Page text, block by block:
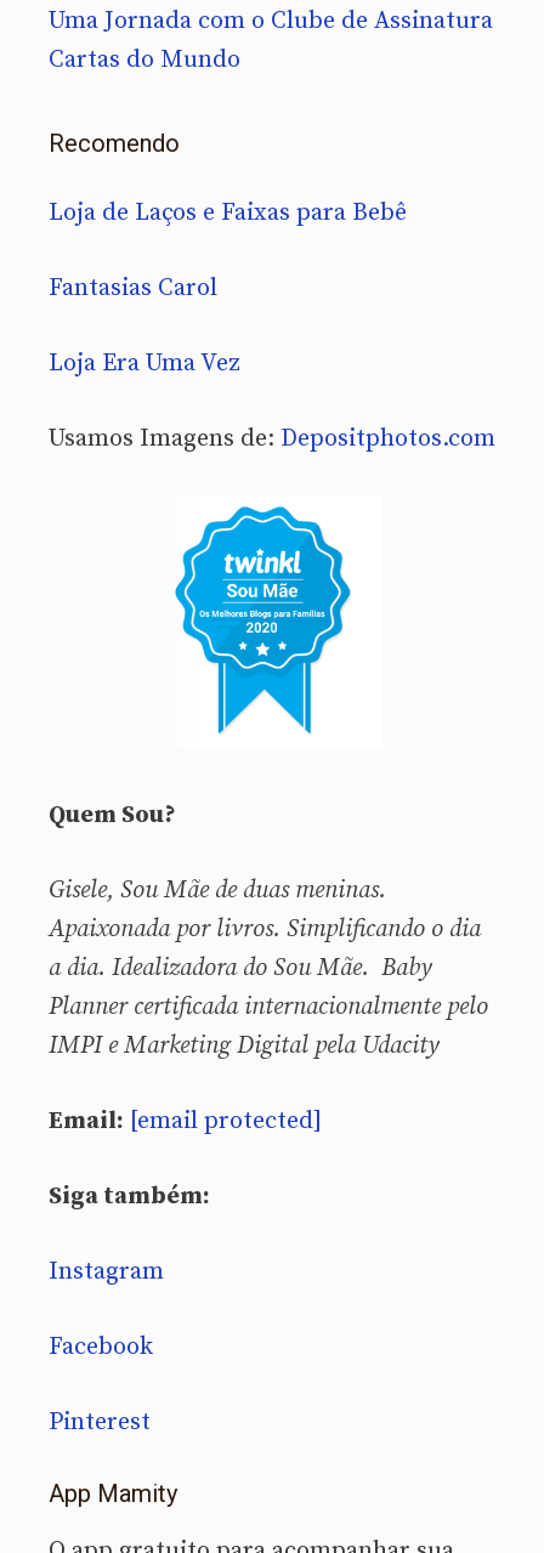
Uma Jornada com o Clube de Assinatura
Cartas do Mundo
Recomendo
Loja de Laços e Faixas para Bebê
Fantasias Carol
Loja Era Uma Vez
Usamos Imagens de: Depositphotos.com
Quem Sou?
Gisele, Sou Mãe de duas meninas.
Apaixonada por livros. Simplificando o dia
a dia. Idealizadora do Sou Mãe. Baby
Planner certificada internacionalmente pelo
IMPI e Marketing Digital pela Udacity
Email: [email protected]
Siga também:
Instagram
Facebook
Pinterest
App Mamity